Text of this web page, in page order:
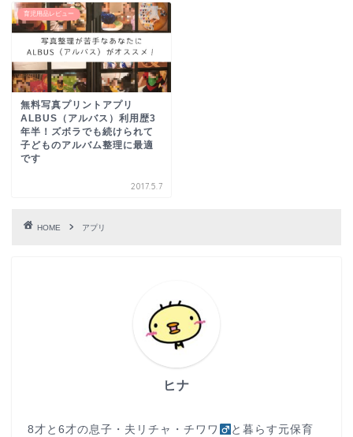
育児用品レビュー
無料写真プリントアプリ
ALBUS（アルバス）利用歴3
年半！ズボラでも続けられて
子どものアルバム整理に最適
です
2017.5.7
HOME アプリ
ヒナ
8才と6才の息子・夫リチャ・チワワ
と暮らす元保育